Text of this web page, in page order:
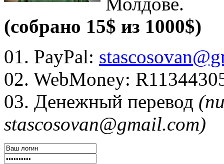
(собрано 15$ из 1000$)
01. PayPal:
02. WebMoney:
03. Денежный перевод
stascosovan@gmail.com)